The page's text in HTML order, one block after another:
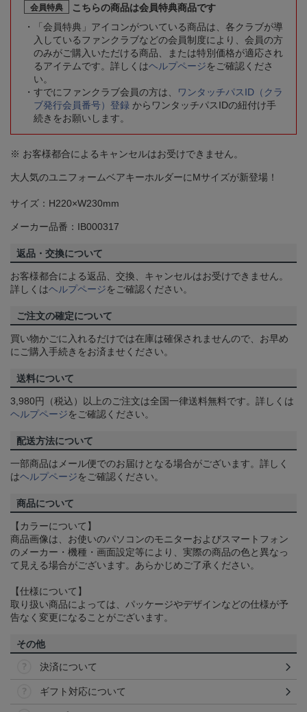
会員特典
こちらの商品は会員特典商品です
「会員特典」アイコンがついている商品は、各クラブが導
入しているファンクラブなどの会員制度により、会員の方
のみがご購入いただける商品、または特別価格が適応され
るアイテムです。詳しくはヘルプページをご確認くださ
い。
すでにファンクラブ会員の方は、
ワンタッチパスID（クラ
ブ発行会員番号）登録 からワンタッチパスIDの紐付け手
続きをお願いします。
※ お客様都合によるキャンセルはお受けできません。
大人気のユニフォームベアキーホルダーにMサイズが新登場！
サイズ：H220×W230mm
メーカー品番：IB000317
返品・交換について
お客様都合による返品、交換、キャンセルはお受けできません。
詳しくはヘルプページをご確認ください。
ご注文の確定について
買い物かごに入れるだけでは在庫は確保されませんので、お早め
にご購入手続きをお済ませください。
送料について
3,980円（税込）以上のご注文は全国一律送料無料です。詳しくは
ヘルプページをご確認ください。
配送方法について
一部商品はメール便でのお届けとなる場合がございます。詳しく
はヘルプページをご確認ください。
商品について
【カラーについて】
商品画像は、お使いのパソコンのモニターおよびスマートフォン
のメーカー・機種・画面設定等により、実際の商品の色と異なっ
て見える場合がございます。あらかじめご了承ください。
【仕様について】
取り扱い商品によっては、パッケージやデザインなどの仕様が予
告なく変更になることがございます。
その他
決済について
ギフト対応について